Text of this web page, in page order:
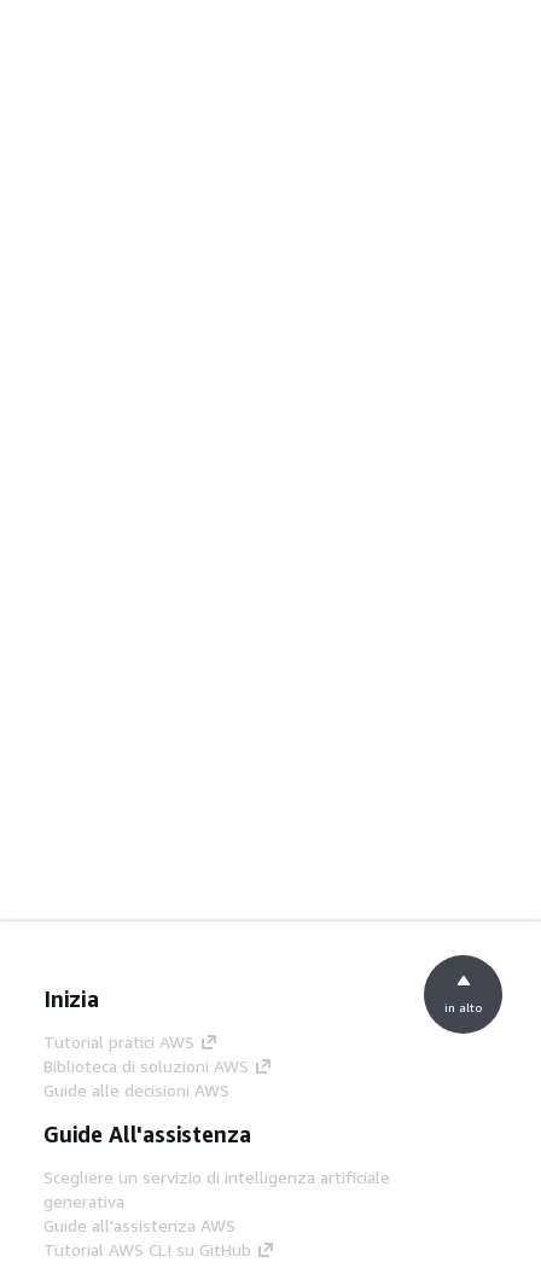
Inizia
Tutorial pratici AWS
Biblioteca di soluzioni AWS
Guide alle decisioni AWS
Guide All'assistenza
Scegliere un servizio di intelligenza artificiale
generativa
Guide all'assistenza AWS
Tutorial AWS CLI su GitHub
in alto